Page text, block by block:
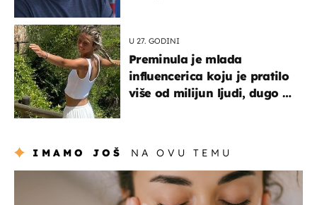
U 27. GODINI
Preminula je mlada
influencerica koju je pratilo
više od milijun ljudi, dugo se
IMAMO JOŠ NA OVU TEMU
moda & ljepota